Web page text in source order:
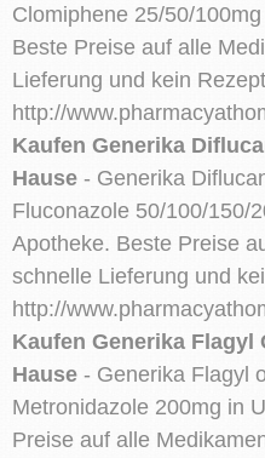
Clomiphene 25/50/
Beste Preise auf alle
Lieferung und kein
http://
Kaufen Generika
Hause - Generika
Fluconazole 50/100/150/
Apotheke. Beste Preise
schnelle Lieferung und
http://
Kaufen Generika Flagyl
Hause - Generika Flagyl
Metronidazole 200mg in
Preise auf alle